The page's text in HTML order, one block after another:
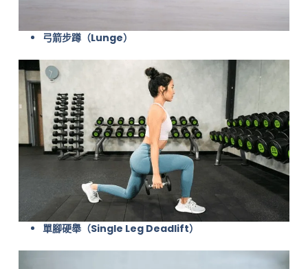
弓箭步蹲（Lunge）
單腳硬舉（Single Leg Deadlift）